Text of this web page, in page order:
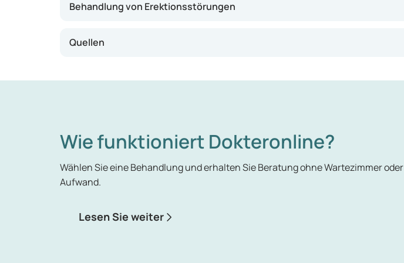
Behandlung von Erektionsstörungen
Quellen
Wie funktioniert Dokteronline?
Wählen Sie eine Behandlung und erhalten Sie Beratung ohne Wartezimmer oder
Aufwand.
Lesen Sie weiter